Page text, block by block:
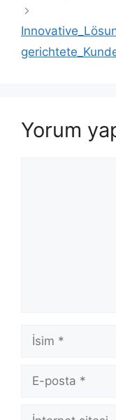
Yorum
İsim
posta
İnternet